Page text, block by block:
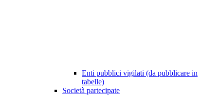
Enti pubblici vigilati (da pubblicare in
tabelle)
Società partecipate